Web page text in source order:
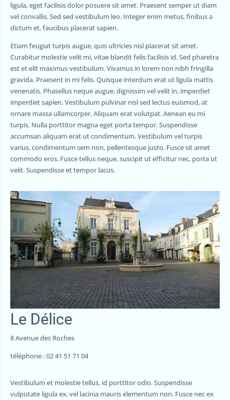
ligula, eget facilisis dolor posuere sit amet. Praesent semper ut diam
vel convallis. Sed sed vestibulum leo. Integer enim metus, finibus a
dictum et, faucibus placerat sapien.
Etiam feugiat turpis augue, quis ultricies nisl placerat sit amet.
Curabitur molestie velit mi, vitae blandit felis facilisis id. Sed pharetra
est et elit maximus vestibulum. Vivamus in lorem non nibh fringilla
gravida. Praesent in mi felis. Quisque interdum erat ut ligula mattis
venenatis. Phasellus neque augue, dignissim vel velit in, imperdiet
imperdiet sapien. Vestibulum pulvinar nisl sed lectus euismod, at
ornare massa ullamcorper. Aliquam erat volutpat. Aenean eu mi
turpis. Nulla porttitor magna eget porta tempor. Suspendisse
accumsan aliquam erat ut condimentum. Vestibulum vel turpis
varius, condimentum sem non, pellentesque justo. Fusce sit amet
commodo eros. Fusce tellus neque, suscipit ut efficitur nec, porta ut
velit. Suspendisse et tempor lacus.
Le Délice
8 Avenue des Roches
téléphone : 02 41 51 71 04
Vestibulum et molestie tellus, id porttitor odio. Suspendisse
vulputate ligula ex, vel lacinia mauris elementum non. Fusce nec ex